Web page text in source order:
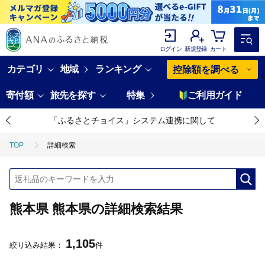
ログイン 新規登録 カート
カテゴリ 地域 ランキング 控除額を調べる
寄付額 旅先を探す 特集 ご利用ガイド
「ふるさとチョイス」システム連携に関して
TOP 詳細検索
熊本県 熊本県の詳細検索結果
絞り込み結果： 1,105件